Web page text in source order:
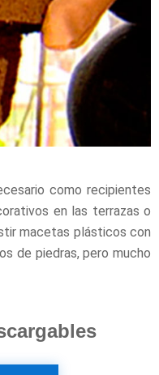
como recipientes
en las terrazas o
macetas plásticos con
de piedras, pero mucho